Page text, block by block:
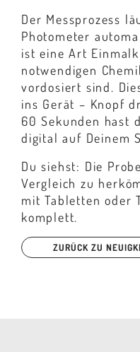
Der Messprozess
Photometer
ist eine Art
notwendigen
vordosiert sind.
ins Gerät – Knopf
60 Sekunden hast
digital auf Deinem
Du siehst: Die
Vergleich zu
mit Tabletten oder
komplett.
ZURÜCK ZU